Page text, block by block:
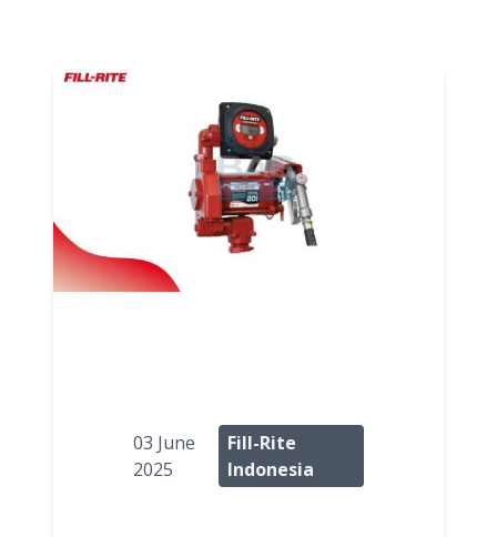
03 June
2025
Fill-Rite
Indonesia